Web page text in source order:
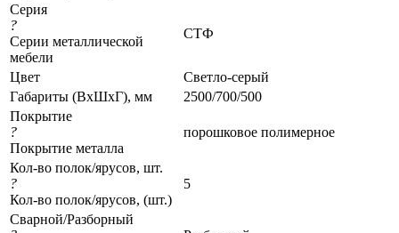
Серия
?
Серии металлической
мебели
СТФ
Цвет
Светло-серый
Габариты (ВхШхГ), мм
2500/700/500
Покрытие
?
Покрытие металла
порошковое полимерное
Кол-во полок/ярусов, шт.
?
Кол-во полок/ярусов, (шт.)
5
Сварной/Разборный